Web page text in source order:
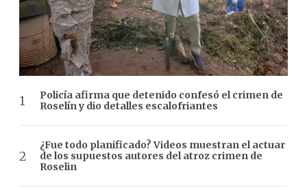
Policía afirma que detenido confesó el crimen de
Roselín y dio detalles escalofriantes
¿Fue todo planificado? Videos muestran el actuar
de los supuestos autores del atroz crimen de
Roselin